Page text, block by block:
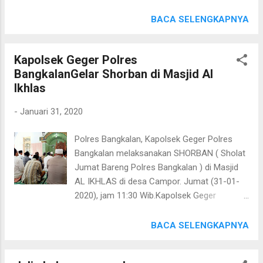
agama dan tokoh masyarakat. Jumat siang
Kanit Sabhara Aiptu Purnawansyah, Bripka
Imam Adhar dan Bripda Hoirul,
Polres Bangkalan) di Masjid Raudlatul
Kecamatan Tanjungbumi Kabupaten
Bangkalan yang diikuti oleh sekitar 250
jamaah. Usai sholat jumat Kapolsek
Tanjungbumi berdialog dengan jamaah dan
memberikan pesan kamtibmasnya, agar para
menjaga ketertiban sesama warga
BACA SELENGKAPNYA
Kapolsek Geger Polres
BangkalanGelar Shorban di Masjid Al
Ikhlas
- Januari 31, 2020
Polres Bangkalan, Kapolsek Geger Polres
Bangkalan melaksanakan SHORBAN ( Sholat
Jumat Bareng Polres Bangkalan ) di Masjid
AL IKHLAS di desa Campor. Jumat (31-01-
2020), jam 11:30 Wib.Kapolsek Geger
Bareng Polres Bangkalan ) di Masjid Al Ikhlas
BACA SELENGKAPNYA